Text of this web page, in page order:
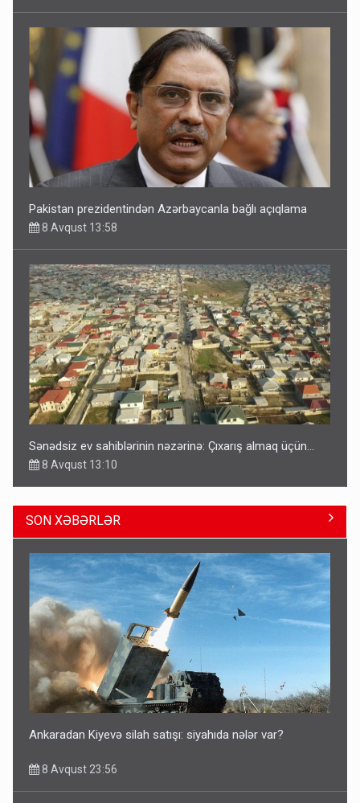
Pakistan prezidentindən Azərbaycanla bağlı açıqlama
8 Avqust 13:58
Sənədsiz ev sahiblərinin nəzərinə: Çıxarış almaq üçün...
8 Avqust 13:10
Azərbaycan bundan hər il 3 milyard dollar qazanacaq
8 Avqust 23:33
SON XƏBƏRLƏR
Ankaradan Kiyevə silah satışı: siyahıda nələr var?
8 Avqust 23:56